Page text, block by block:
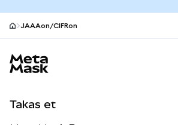
JAAAon/CIFRon
Takas et